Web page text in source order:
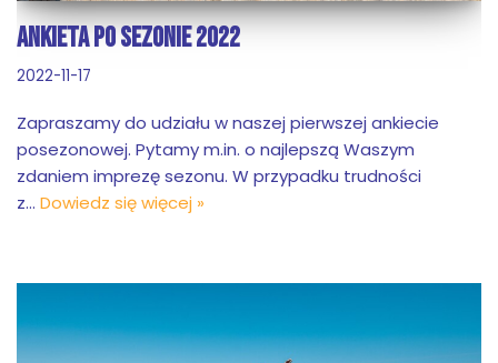
ANKIETA PO SEZONIE 2022
2022-11-17
Zapraszamy do udziału w naszej pierwszej ankiecie
posezonowej. Pytamy m.in. o najlepszą Waszym
zdaniem imprezę sezonu. W przypadku trudności
z… Dowiedz się więcej »